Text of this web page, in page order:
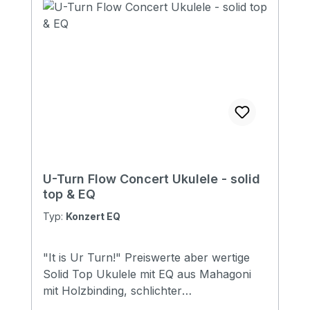
U-Turn Flow Concert Ukulele - solid
top & EQ
Typ: Konzert EQ
"It is Ur Turn!" Preiswerte aber wertige
Solid Top Ukulele mit EQ aus Mahagoni
mit Holzbinding, schlichter